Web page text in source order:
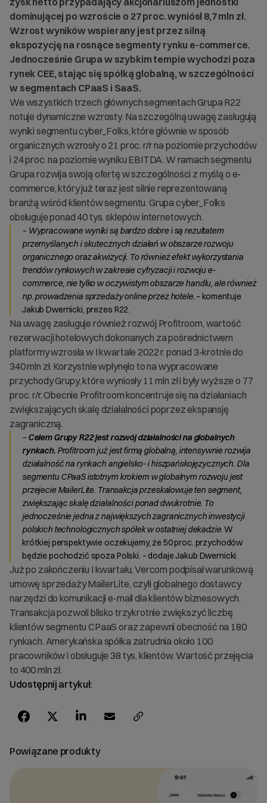
Udostępnij artykuł:
Powiązane produkty
dominującej po wzroście o 27 proc. wyniósł 8,7 mln zł.
Wzrost wyników wspierany jest przez silną
ekspozycję na rosnące segmenty rynku e-commerce.
Jednocześnie Grupa w szybkim tempie wychodzi poza
rynek CEE, stając się spółką globalną, w szczególności
w segmentach CPaaS i SaaS.
We wszystkich trzech głównych segmentach Grupa R22
notuje dynamiczne wzrosty. Na szczególną uwagę zasługują
wyniki segmentu cyber_Folks, które głównie w sposób
organicznych wzrosły o 21 proc. r/r na poziomie przychodów
i 24 proc. na poziomie wyniku EBITDA. W ramach segmentu
Grupa rozwija swoją ofertę w szczególności z myślą o e-
commerce, który już teraz jest silnie reprezentowaną
branżą wśród klientów segmentu. Grupa cyber_Folks
obsługuje ponad 40 tys. sklepów internetowych.
– Wypracowane wyniki są bardzo dobre i są rezultatem
przemyślanych i skutecznych działań w obszarze rozwoju
organicznego oraz akwizycji. To również efekt wykorzystania
trendów rynkowych w zakresie cyfryzacji i rozwoju e-
commerce, nie tylko w oczywistym obszarze handlu, ale również
np. prowadzenia sprzedaży online przez hotele.– komentuje
Jakub Dwernicki, prezes R22.
Na uwagę zasługuje również rozwój Profitroom, wartość
rezerwacji hotelowych dokonanych za pośrednictwem
platformy wzrosła w I kwartale 2022 r. ponad 3-krotnie do
340 mln zł. Korzystnie wpłynęło to na wypracowane
przychody Grupy, które wyniosły 11 mln zł i były wyższe o 77
proc. r/r. Obecnie Profitroom koncentruje się na działaniach
zwiększających skalę działalności poprzez ekspansję
zagraniczną.
– Celem Grupy R22 jest rozwój działalności na globalnych
rynkach.Profitroom już jest firmą globalną, intensywnie rozwija
działalność na rynkach angielsko- i hiszpańskojęzycznych. Dla
segmentu CPaaS istotnym krokiem w globalnym rozwoju jest
przejecie MailerLite. Transakcja przeskalowuje ten segment,
zwiększając skalę działalności ponad dwukrotnie. To
jednocześnie jedna z największych zagranicznych inwestycji
polskich technologicznych spółek w ostatniej dekadzie. W
krótkiej perspektywie oczekujemy, że 50 proc. przychodów
będzie pochodzić spoza Polski. – dodaje Jakub Dwernicki.
Już po zakończeniu I kwartału, Vercom podpisał warunkową
umowę sprzedaży MailerLite, czyli globalnego dostawcy
narzędzi do komunikacji e-mail dla klientów biznesowych.
Transakcja pozwoli blisko trzykrotnie zwiększyć liczbę
klientów segmentu CPaaS oraz zapewni obecność na 180
rynkach. Amerykańska spółka zatrudnia około 100
pracowników i obsługuje 38 tys. klientów. Wartość przejęcia
to 400 mln zł.